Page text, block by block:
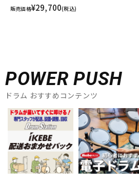
販売価格¥29,700(税込)
POWER PUSH
ドラム おすすめコンテンツ